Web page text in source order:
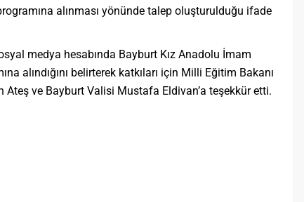
alınması yönünde talep oluşturulduğu ifade
medya hesabında Bayburt Kız Anadolu İmam
alındığını belirterek katkıları için Milli Eğitim Bakanı
ve Bayburt Valisi Mustafa Eldivan’a teşekkür etti.